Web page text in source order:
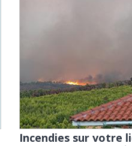
Incendies sur votre